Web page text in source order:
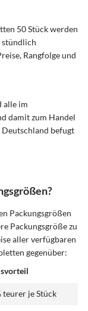
50 Stück werden
stündlich
Rangfolge und
alle im
damit zum Handel
befugt
Packungsgrößen
Packungsgröße zu
aller verfügbaren
gegenüber:
teurer je Stück